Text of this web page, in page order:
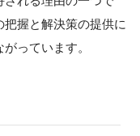
握と解決策の提供に
っています。